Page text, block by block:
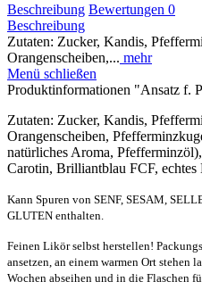
Beschreibung Bewertungen 0
Beschreibung
Zutaten: Zucker, Kandis,
Orangenscheiben,... mehr
Menü schließen
Produktinformationen "Ansatz f.
Zutaten: Zucker, Kandis,
Orangenscheiben,
natürliches Aroma,
Carotin, Brilliantblau FCF, echtes
Kann Spuren von SENF, SESAM,
GLUTEN enthalten.
Feinen Likör selbst herstellen!
ansetzen, an einem warmen Ort stehen
Wochen abseihen und in die Flaschen